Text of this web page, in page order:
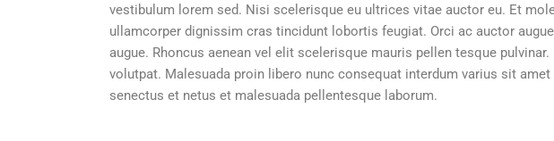
vestibulum lorem sed. Nisi scelerisque eu ultrices vitae auctor eu. Et
ullamcorper dignissim cras tincidunt lobortis feugiat. Orci ac auctor
augue. Rhoncus aenean vel elit scelerisque mauris pellen tesque
volutpat. Malesuada proin libero nunc consequat interdum varius sit
senectus et netus et malesuada pellentesque laborum.